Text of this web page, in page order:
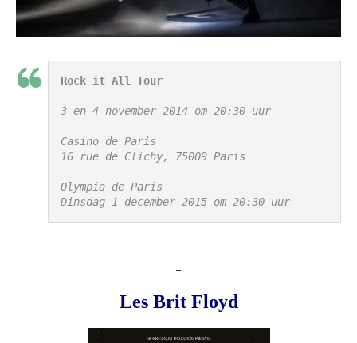
Rock it All Tour
3 en 4 november 2014 om 20:30 uur
Casino de Paris
16 rue de Clichy, 75009 Paris
Olympia de Paris
Dinsdag 1 december 2015 om 20:30 uur
Les Brit Floyd